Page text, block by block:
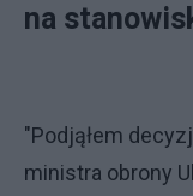
na
"Podjąłem
ministra obrony